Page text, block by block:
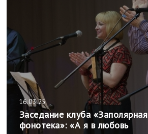
16.03.25
Заседание клуба «Заполярная
фонотека»: «А я в любовь